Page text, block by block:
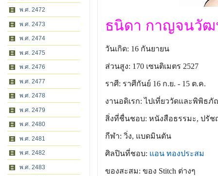
พ.ศ. 2472
พ.ศ. 2473
พ.ศ. 2474
พ.ศ. 2475
พ.ศ. 2476
พ.ศ. 2477
พ.ศ. 2478
พ.ศ. 2479
พ.ศ. 2480
พ.ศ. 2481
พ.ศ. 2482
พ.ศ. 2483
ธนิดา กาญจนวั
วันเกิด: 16 กันยายน
ส่วนสูง: 170 เซนติเมตร 2527
ราศี: ราศีกันย์ 16 ก.ย. - 15 ต.ค.
งานอดิเรก: ไปเที่ยววัดและพิพิธ
สิ่งที่ชื่นชอบ: หนังสือธรรมะ, ปรั
กีฬา: วิ่ง, แบดมินตัน
ศิลปินที่ชอบ: แอน ทองประสม
ของสะสม: ของ Stitch ต่างๆ